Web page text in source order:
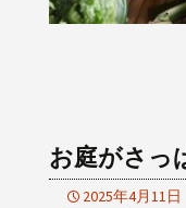
お庭がさっ
2025年4月11日